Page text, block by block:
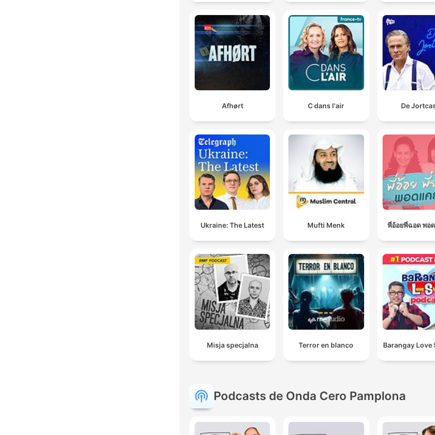
Afhørt C dans l'air De
Ukraine: The Latest Mufti Menk พี่อ้อยพี่ฉอด พอ
Misja specjalna Terror en blanco Barangay Love
Podcasts de Onda Cero Pamplona